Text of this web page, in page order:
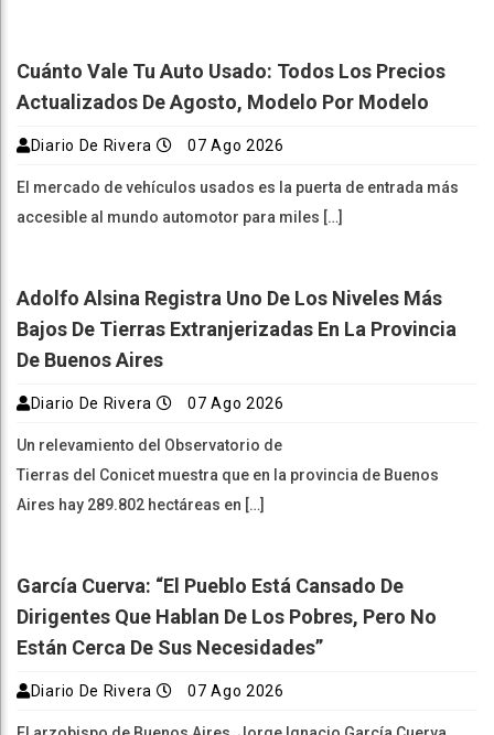
Cuánto Vale Tu Auto Usado: Todos Los Precios
Actualizados De Agosto, Modelo Por Modelo
Diario De Rivera 07 Ago 2026
El mercado de vehículos usados es la puerta de entrada más
accesible al mundo automotor para miles […]
Adolfo Alsina Registra Uno De Los Niveles Más
Bajos De Tierras Extranjerizadas En La Provincia
De Buenos Aires
Diario De Rivera 07 Ago 2026
Un relevamiento del Observatorio de
Tierras del Conicet muestra que en la provincia de Buenos
Aires hay 289.802 hectáreas en […]
García Cuerva: “El Pueblo Está Cansado De
Dirigentes Que Hablan De Los Pobres, Pero No
Están Cerca De Sus Necesidades”
Diario De Rivera 07 Ago 2026